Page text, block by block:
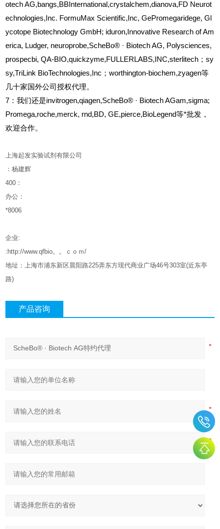
otech AG,bangs,BBInternational,crystalchem,dianova,FD Neurot
echnologies,Inc. FormuMax Scientific,Inc, GePromegaridege, Gl
ycotope Biotechnology GmbH; iduron,Innovative Research of Am
erica, Ludger, neuroprobe,ScheBo® · Biotech AG, Polysciences,
prospecbi, QA-BIO,quickzyme,FULLERLABS,INC,sterlitech；sy
sy,TriLink BioTechnologies,Inc；worthington-biochem,zyagen等
几十家国外公司授权代理。
7：我们还是invitrogen,qiagen,ScheBo® · Biotech AGam,sigma;
Promega,roche,merck, rnd,BD, GE,pierce,BioLegend等*批发，
欢迎合作。
上海起发实验试剂有限公司
：杨建辉
400 ：
办公：
*8006
企业:
:http://www.qfbio。。ｃｏｍ/
地址：上海市浦东新区晨阳路225弄东方现代商业广场46号303室(近东亭
路)
产品咨询